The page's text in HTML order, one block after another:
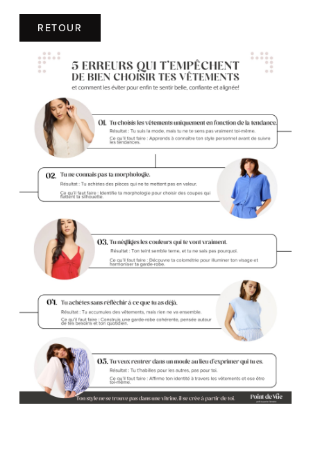
RETOUR